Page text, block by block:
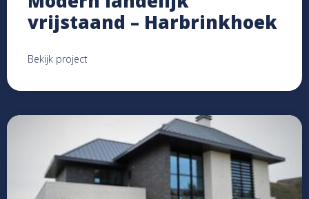
vrijstaand – Harbrinkhoek
Bekijk project